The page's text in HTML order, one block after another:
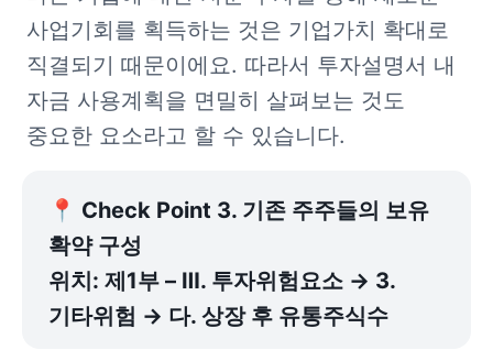
사업기회를 획득하는 것은 기업가치 확대로
직결되기 때문이에요. 따라서 투자설명서 내
자금 사용계획을 면밀히 살펴보는 것도
중요한 요소라고 할 수 있습니다.
📍 Check Point 3. 기존 주주들의 보유
확약 구성
위치: 제1부 – Ⅲ. 투자위험요소 → 3.
기타위험 → 다. 상장 후 유통주식수